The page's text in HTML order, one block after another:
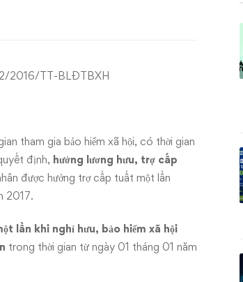
2016/TT-BLĐTBXH
tham gia bảo hiểm xã hội, có thời gian
định, hưởng lương hưu, trợ cấp
được hưởng trợ cấp tuất một lần
2017.
lần khi nghỉ hưu, bảo hiểm xã hội
trong thời gian từ ngày 01 tháng 01 năm